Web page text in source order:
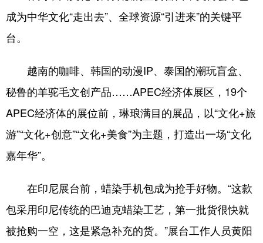
成为中华文化“走出去”、全球资源“引进来”的关键平
台。
越南的咖啡、韩国的动漫IP、泰国的潮玩盲盒、
秘鲁的羊驼毛文创产品……APEC经济体展区，19个
APEC经济体的展位前，琳琅满目的展品，以“文化+旅
游”“文化+创意”“文化+美食”为主题，打造出一场“文化
嘉年华”。
在印尼展台前，蜡染手机包成为抢手好物。“这款
包采用印尼传统的巴迪克蜡染工艺，第一批货很快就
被抢购一空，这是紧急补充的货。”展台工作人员黄阳